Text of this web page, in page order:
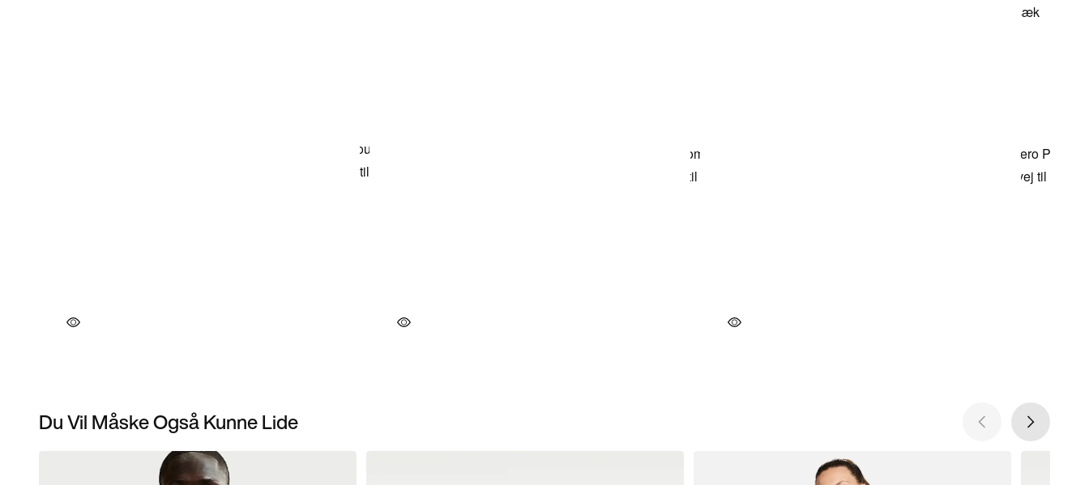
Du Vil Måske Også Kunne Lide